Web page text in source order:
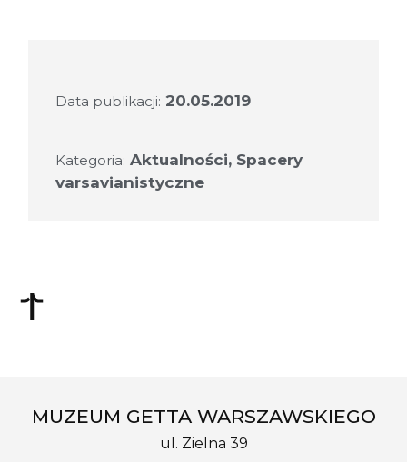
Data publikacji: 20.05.2019
Kategoria: Aktualności, Spacery
varsavianistyczne
MUZEUM GETTA WARSZAWSKIEGO
ul. Zielna 39